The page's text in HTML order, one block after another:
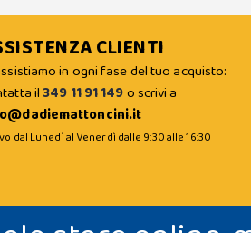
CLIENTI
in ogni fase del tuo acquisto:
il349 11 91 149o scrivi a
dal Lunedì al Venerdì dalle 9:30 alle 16:30